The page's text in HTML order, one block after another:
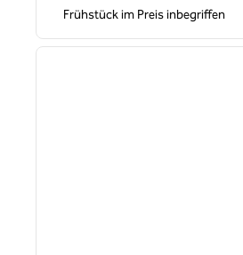
Frühstück im Preis inbegriffen
1 von 12